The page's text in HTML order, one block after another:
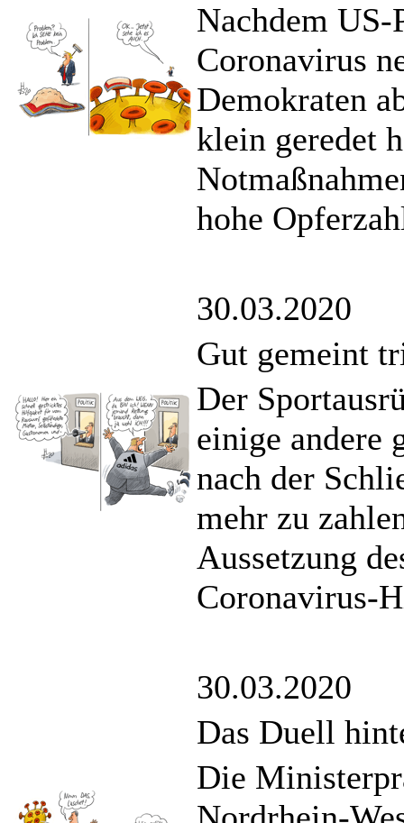
Nachdem US-
Coronavirus
Demokraten
klein geredet
hohe
30.03.2020
Gut gemeint
Der
einige andere
nach der
mehr zu
Aussetzung
Coronavirus-
30.03.2020
Das Duell
Die